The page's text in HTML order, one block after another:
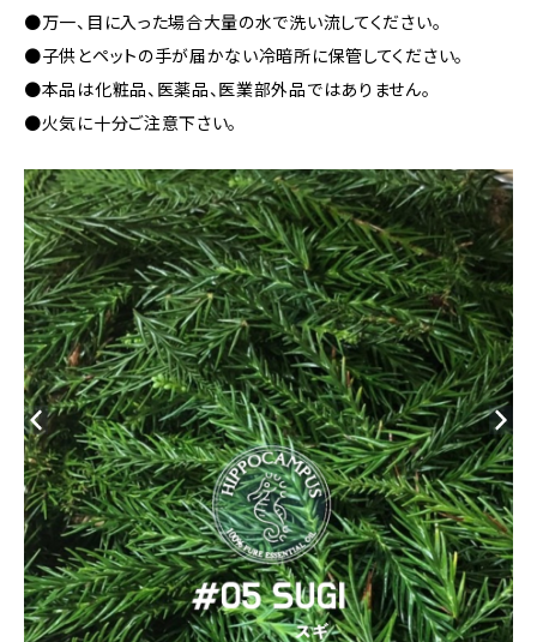
●万一、目に入った場合大量の水で洗い流してください。
●子供とペットの手が届かない冷暗所に保管してください。
●本品は化粧品、医薬品、医業部外品ではありません。
●火気に十分ご注意下さい。